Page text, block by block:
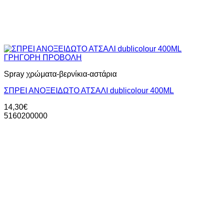
ΓΡΗΓΟΡΗ ΠΡΟΒΟΛΗ
Spray χρώματα-βερνίκια-αστάρια
ΣΠΡΕΙ ΑΝΟΞΕΙΔΩΤΟ ΑΤΣΑΛΙ dublicolour 400ML
14,30€
5160200000